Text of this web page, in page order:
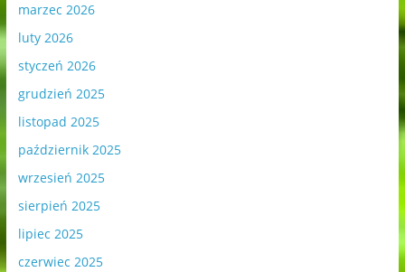
marzec 2026
luty 2026
styczeń 2026
grudzień 2025
listopad 2025
październik 2025
wrzesień 2025
sierpień 2025
lipiec 2025
czerwiec 2025